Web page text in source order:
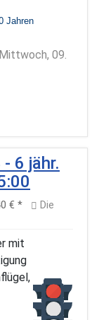
Jahren
09.
6 jähr.
€ *
Die
mit